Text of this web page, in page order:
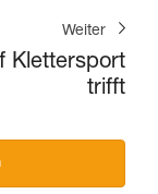
Weiter
Klettersport
trifft